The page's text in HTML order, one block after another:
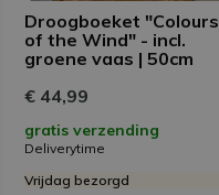
Droogboeket "Colours
of the Wind" - incl.
groene vaas | 50cm
€ 44,99
gratis verzending
Deliverytime
Vrijdag bezorgd